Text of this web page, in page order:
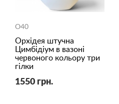
O40
Орхідея штучна
Цимбідіум в вазоні
червоного кольору три
гілки
1550 грн.